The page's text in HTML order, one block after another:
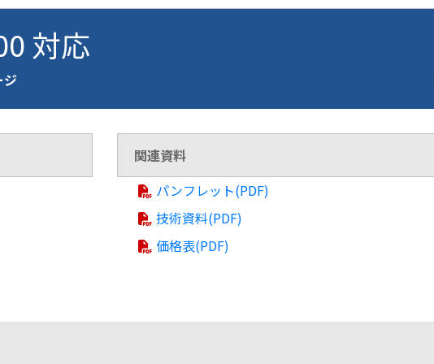
対応
ジ
関連資料
パンフレット(PDF)
技術資料(PDF)
価格表(PDF)